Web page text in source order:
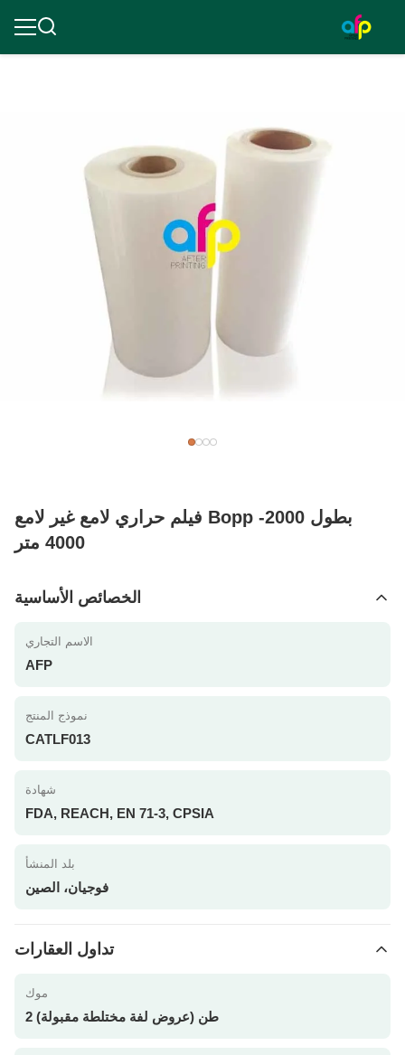
فيلم حراري لامع غير لامع Bopp بطول 2000-
4000 متر
الخصائص الأساسية
الاسم التجاري
AFP
نموذج المنتج
CATLF013
شهادة
FDA, REACH, EN 71-3, CPSIA
بلد المنشأ
فوجيان، الصين
تداول العقارات
موك
2 طن (عروض لفة مختلطة مقبولة)